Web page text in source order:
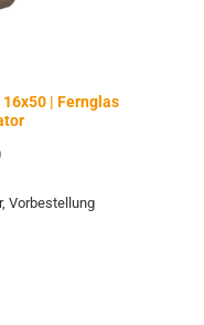
16x50 | Fernglas
Vorbestellung